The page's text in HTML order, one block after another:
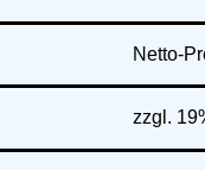
Netto-
zzgl.